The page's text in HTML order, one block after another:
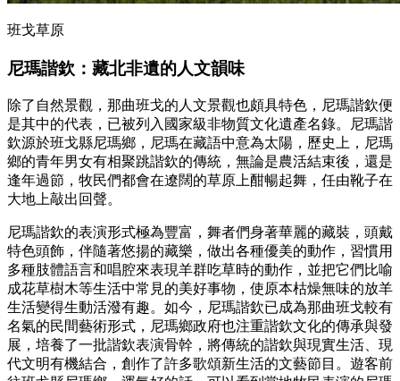
班戈草原
尼瑪諧欽 ： 藏北非遺的人文韻味
除了自然景觀，那曲班戈的人文景觀也頗具特色，尼瑪諧欽便
是其中的代表，已被列入國家級非物質文化遺產名錄。尼瑪諧
欽源於班戈縣尼瑪鄉，尼瑪在藏語中意為太陽，歷史上，尼瑪
鄉的青年男女有相聚跳諧欽的傳統，無論是農活結束後，還是
逢年過節，牧民們都會在遼闊的草原上酣暢起舞，任由靴子在
大地上敲出回聲。
尼瑪諧欽的表演形式極為豐富，舞者們身著華麗的藏裝，頭戴
特色頭飾，伴隨著悠揚的藏樂，做出各種優美的動作，習慣用
多種肢體語言和唱腔來表現羊群吃草時的動作，並把它們比喻
成花草樹木等生活中常見的美好事物，使原本枯燥無味的放羊
生活變得生動活潑有趣。如今，尼瑪諧欽已成為那曲班戈較有
名氣的民間藝術形式，尼瑪鄉政府也注重諧欽文化的傳承與發
展，培養了一批諧欽表演骨幹，將傳統的諧欽與現實生活、現
代文明有機結合，創作了許多歌頌新生活的文藝節目。遊客前